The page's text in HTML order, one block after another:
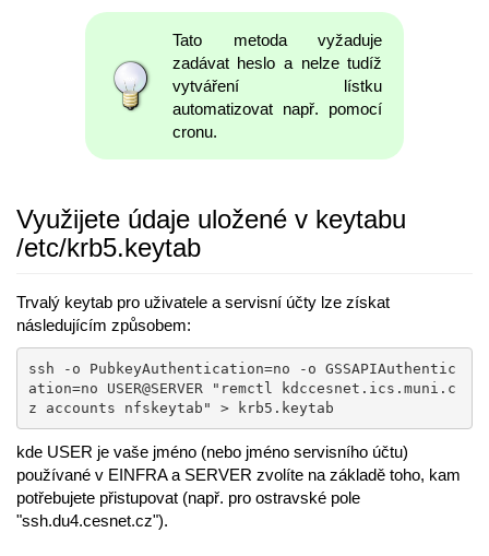
Tato metoda vyžaduje
zadávat heslo a nelze tudíž
vytváření lístku
automatizovat např. pomocí
cronu.
Využijete údaje uložené v keytabu
/etc/krb5.keytab
Trvalý keytab pro uživatele a servisní účty lze získat
následujícím způsobem:
ssh -o PubkeyAuthentication=no -o GSSAPIAuthentic
ation=no USER@SERVER "remctl kdccesnet.ics.muni.c
z accounts nfskeytab" > krb5.keytab
kde USER je vaše jméno (nebo jméno servisního účtu)
používané v EINFRA a SERVER zvolíte na základě toho, kam
potřebujete přistupovat (např. pro ostravské pole
"ssh.du4.cesnet.cz").